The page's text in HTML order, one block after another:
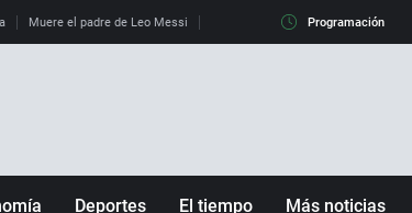
Muere el padre de Leo Messi La diferencia entre observar el
Programación
Deportes El tiempo Más noticias